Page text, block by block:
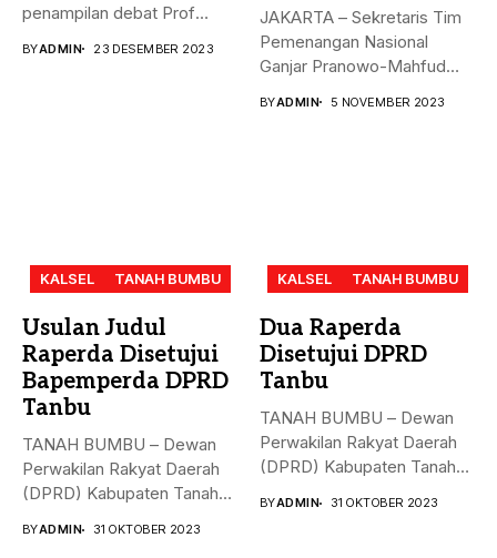
penampilan debat Prof
BYADMIN 23 DESEMBER 2023
JAKARTA – Sekretaris Tim
Pemenangan Nasional
Ganjar Pranowo-Mahfud
BYADMIN 5 NOVEMBER 2023
KALSEL TANAH BUMBU
Usulan Judul
Raperda Disetujui
Bapemperda DPRD
Tanbu
TANAH BUMBU – Dewan
Perwakilan Rakyat Daerah
(DPRD) Kabupaten Tanah
BYADMIN 31 OKTOBER 2023
KALSEL TANAH BUMBU
Dua Raperda
Disetujui DPRD
Tanbu
TANAH BUMBU – Dewan
Perwakilan Rakyat Daerah
(DPRD) Kabupaten Tanah
BYADMIN 31 OKTOBER 2023